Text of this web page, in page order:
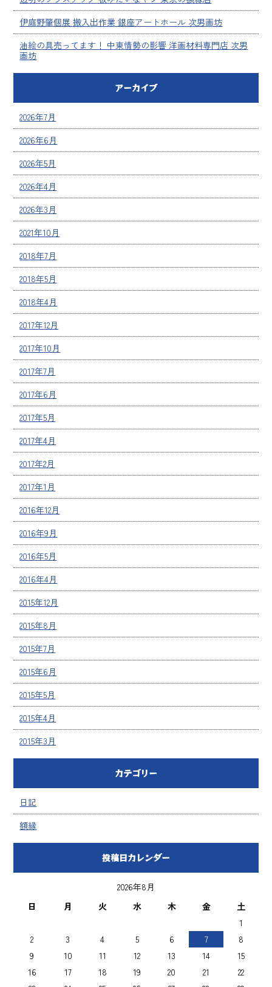
伊庭野肇個展 搬入出作業 銀座アートホール 次男画坊
油絵の具売ってます！ 中東情勢の影響 洋画材料専門店 次男
画坊
アーカイブ
2026年7月
2026年6月
2026年5月
2026年4月
2026年3月
2021年10月
2018年7月
2018年5月
2018年4月
2017年12月
2017年10月
2017年7月
2017年6月
2017年5月
2017年4月
2017年2月
2017年1月
2016年12月
2016年9月
2016年5月
2016年4月
2015年12月
2015年8月
2015年7月
2015年6月
2015年5月
2015年4月
2015年3月
カテゴリー
日記
額縁
投稿日カレンダー
2026年8月
日
月 火 水 木 金
土
1
2
3 4 5 6 7
8
9
10 11 12 13 14
15
16
17 18 19 20 21
22